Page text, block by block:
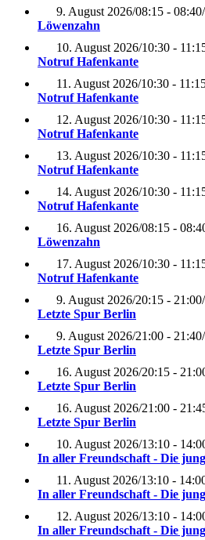
9. August 2026/08:15 - 08:40/
Löwenzahn
10. August 2026/10:30 -
Notruf Hafenkante
11. August 2026/10:30 -
Notruf Hafenkante
12. August 2026/10:30 -
Notruf Hafenkante
13. August 2026/10:30 -
Notruf Hafenkante
14. August 2026/10:30 -
Notruf Hafenkante
16. August 2026/08:15 -
Löwenzahn
17. August 2026/10:30 -
Notruf Hafenkante
9. August 2026/20:15 - 21:00/
Letzte Spur Berlin
9. August 2026/21:00 - 21:40/
Letzte Spur Berlin
16. August 2026/20:15 -
Letzte Spur Berlin
16. August 2026/21:00 -
Letzte Spur Berlin
10. August 2026/13:10 -
In aller Freundschaft - Die
11. August 2026/13:10 -
In aller Freundschaft - Die
12. August 2026/13:10 -
In aller Freundschaft - Die